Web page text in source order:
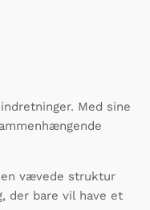
Med sine
vævede struktur
der bare vil have et